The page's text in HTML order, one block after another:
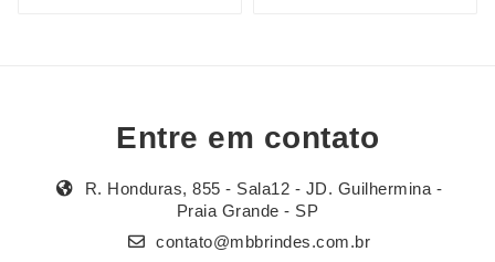
Entre em contato
R. Honduras, 855 - Sala12 - JD. Guilhermina -
Praia Grande - SP
contato@mbbrindes.com.br